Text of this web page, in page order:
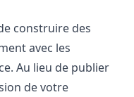
construire des
avec les
Au lieu de publier
de votre